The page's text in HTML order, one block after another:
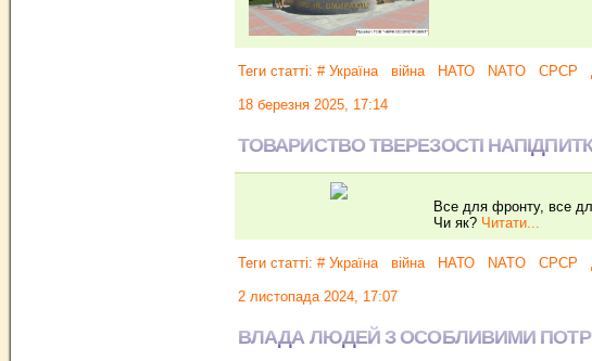
Теги статті: # Україна війна НАТО NATO СРСР
18 березня 2025, 17:14
ТОВАРИСТВО ТВЕРЕЗОСТІ
Все для фронту, все
Чи як? Читати...
Теги статті: # Україна війна НАТО NATO СРСР
2 листопада 2024, 17:07
ВЛАДА ЛЮДЕЙ З ОСОБЛИВИМИ